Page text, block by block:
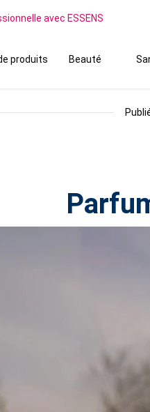
avec ESSENS
produits Beauté